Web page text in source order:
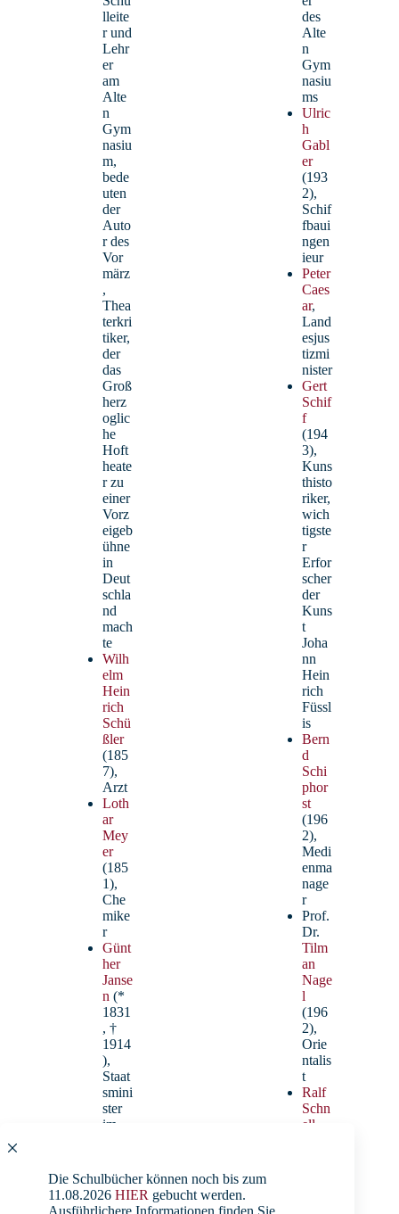
Die Schulbücher können noch bis zum
11.08.2026 HIER gebucht werden.
Ausführlichere Informationen finden Sie
Bischoff, Maren – StR’
Fachobfrau Kunst, Mentorin für die
Bley, Kerstin – StR’
Beauftragte für die Organisation der Stufen 5,
lleite
r und
Lehr
er
am
Alte
n
Gym
nasiu
m,
bede
uten
der
Auto
r des
Vor
märz
,
Thea
terkri
tiker,
der
das
Groß
herz
oglic
he
Hoft
heate
r zu
einer
Vorz
eigeb
ühne
in
Deut
schla
nd
mach
te
Wilh
elm
Hein
rich
Schü
ßler
(185
7),
Arzt
Loth
ar
Mey
er
(185
1),
Che
mike
r
Günt
her
Janse
n (*
1831
, †
1914
),
Staat
smini
ster
im
ogtu
m
Olde
des
Alte
n
Gym
nasiu
ms
Ulric
h
Gabl
er
(193
2),
Schif
fbaui
ngen
ieur
Peter
Caes
ar,
Land
esjus
tizmi
nister
Gert
Schif
f
(194
3),
Kuns
thisto
riker,
wich
tigste
r
Erfor
scher
der
Kuns
t
Joha
nn
Hein
rich
Füssl
is
Bern
d
Schi
phor
st
(196
2),
Medi
enma
nage
r
Prof.
Dr.
Tilm
an
Nage
l
(196
2),
Orie
ntalis
t
Ralf
Schn
ell